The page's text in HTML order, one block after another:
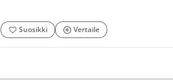
Suosikki Vertaile